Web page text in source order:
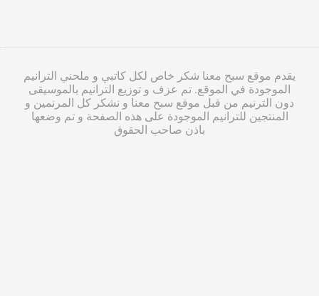
يقدم موقع سبح معنا شكر خاص لكل كاتبي و ملحني الترانيم
الموجودة في الموقع. تم عزف و توزيع الترانيم بالموسيقى
دون الترنيم من قبل موقع سبح معنا و نشكر كل المرنمين و
المنتجين للترانيم الموجودة على هذه الصفحة و تم وضعها
باذن صاحب الحقوق